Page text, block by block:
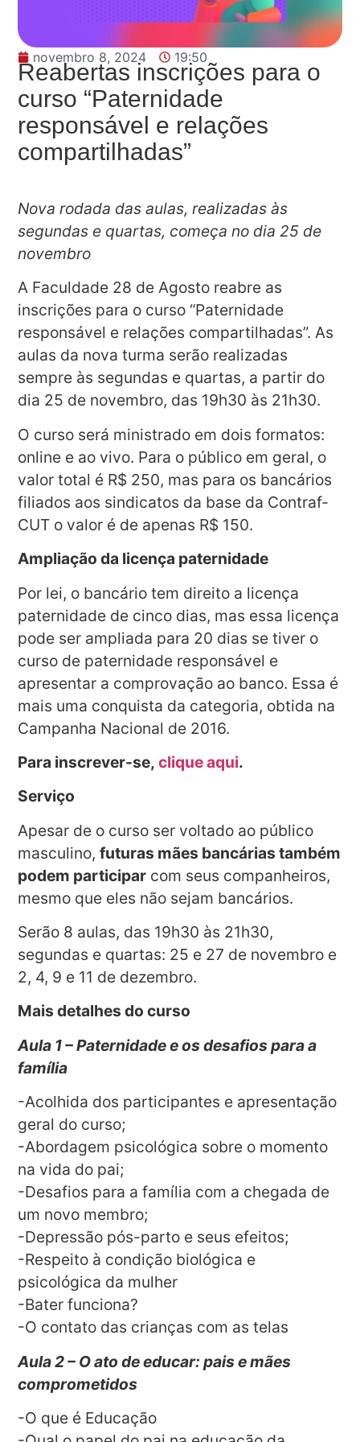
novembro 8, 2024 19:50
Reabertas inscrições para o
curso “Paternidade
responsável e relações
compartilhadas”
Nova rodada das aulas, realizadas às
segundas e quartas, começa no dia 25 de
novembro
A Faculdade 28 de Agosto reabre as
inscrições para o curso “Paternidade
responsável e relações compartilhadas”. As
aulas da nova turma serão realizadas
sempre às segundas e quartas, a partir do
dia 25 de novembro, das 19h30 às 21h30.
O curso será ministrado em dois formatos:
online e ao vivo. Para o público em geral, o
valor total é R$ 250, mas para os bancários
filiados aos sindicatos da base da Contraf-
CUT o valor é de apenas R$ 150.
Ampliação da licença paternidade
Por lei, o bancário tem direito a licença
paternidade de cinco dias, mas essa licença
pode ser ampliada para 20 dias se tiver o
curso de paternidade responsável e
apresentar a comprovação ao banco. Essa é
mais uma conquista da categoria, obtida na
Campanha Nacional de 2016.
Para inscrever-se,clique aqui.
Serviço
Apesar de o curso ser voltado ao público
masculino,futuras mães bancárias também
podem participar com seus companheiros,
mesmo que eles não sejam bancários.
Serão 8 aulas, das 19h30 às 21h30,
segundas e quartas: 25 e 27 de novembro e
2, 4, 9 e 11 de dezembro.
Mais detalhes do curso
Aula 1 – Paternidade e os desafios para a
família
-Acolhida dos participantes e apresentação
geral do curso;
-Abordagem psicológica sobre o momento
na vida do pai;
-Desafios para a família com a chegada de
um novo membro;
-Depressão pós-parto e seus efeitos;
-Respeito à condição biológica e
psicológica da mulher
-Bater funciona?
-O contato das crianças com as telas
Aula 2 – O ato de educar: pais e mães
comprometidos
-O que é Educação